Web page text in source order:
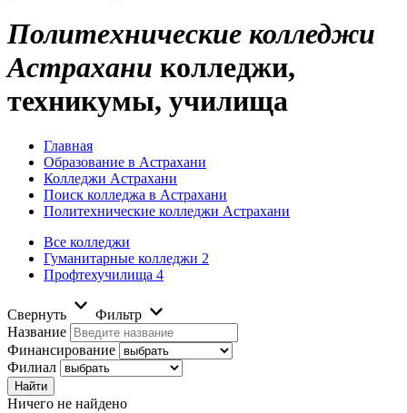
Политехнические колледжи
Астрахани колледжи,
техникумы, училища
Главная
Образование в Астрахани
Колледжи Астрахани
Поиск колледжа в Астрахани
Политехнические колледжи Астрахани
Все колледжи
Гуманитарные колледжи 2
Профтехучилища 4
Свернуть
Фильтр
Название
Финансирование
Филиал
Ничего не найдено